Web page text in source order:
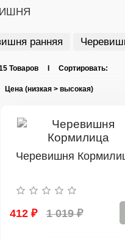
ранняя
Товаров I Сортировать:
Черевишня
412 ₽ 1 019 ₽